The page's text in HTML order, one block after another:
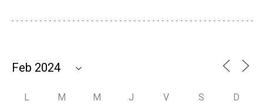
L M M J V S D